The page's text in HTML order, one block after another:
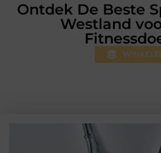
Ontdek De Beste
Westland